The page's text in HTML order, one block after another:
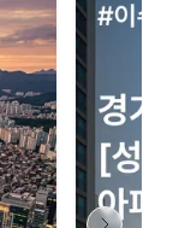
러올 수 없습니다.